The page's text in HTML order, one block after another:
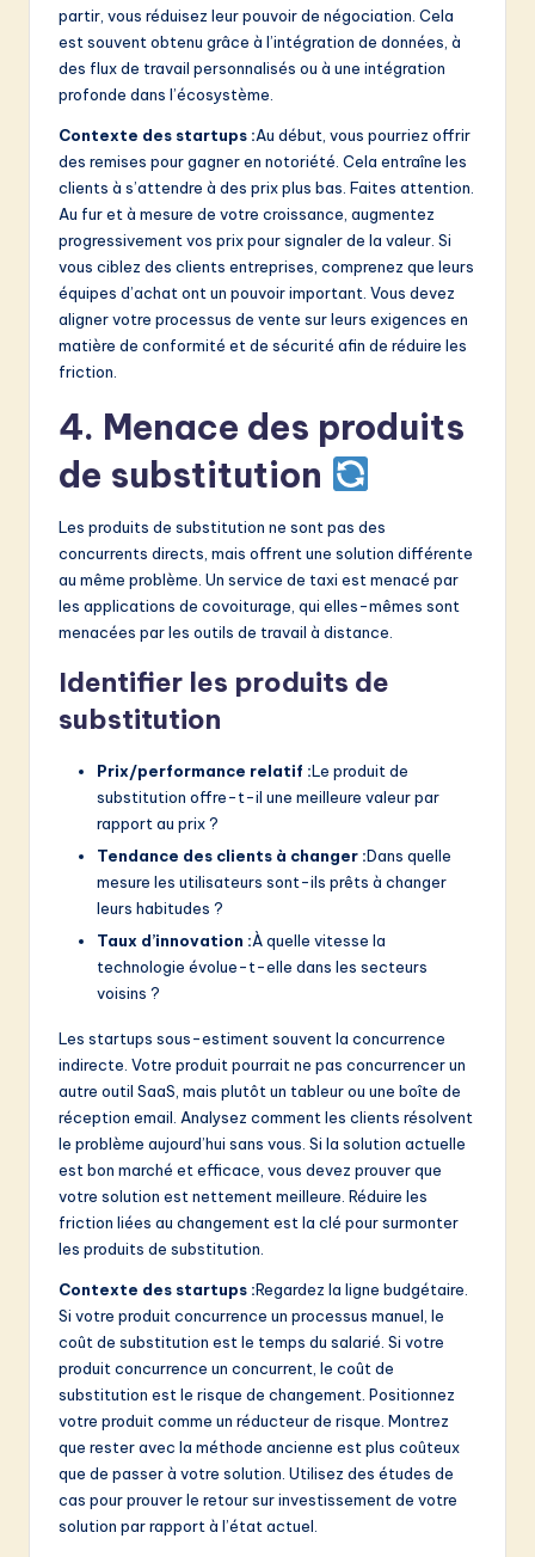
partir, vous réduisez leur pouvoir de négociation. Cela
est souvent obtenu grâce à l’intégration de données, à
des flux de travail personnalisés ou à une intégration
profonde dans l’écosystème.
Contexte des startups :Au début, vous pourriez offrir
des remises pour gagner en notoriété. Cela entraîne les
clients à s’attendre à des prix plus bas. Faites attention.
Au fur et à mesure de votre croissance, augmentez
progressivement vos prix pour signaler de la valeur. Si
vous ciblez des clients entreprises, comprenez que leurs
équipes d’achat ont un pouvoir important. Vous devez
aligner votre processus de vente sur leurs exigences en
matière de conformité et de sécurité afin de réduire les
friction.
4. Menace des produits
de substitution
Les produits de substitution ne sont pas des
concurrents directs, mais offrent une solution différente
au même problème. Un service de taxi est menacé par
les applications de covoiturage, qui elles-mêmes sont
menacées par les outils de travail à distance.
Identifier les produits de
substitution
Prix/performance relatif :Le produit de
substitution offre-t-il une meilleure valeur par
rapport au prix ?
Tendance des clients à changer :Dans quelle
mesure les utilisateurs sont-ils prêts à changer
leurs habitudes ?
Taux d’innovation :À quelle vitesse la
technologie évolue-t-elle dans les secteurs
voisins ?
Les startups sous-estiment souvent la concurrence
indirecte. Votre produit pourrait ne pas concurrencer un
autre outil SaaS, mais plutôt un tableur ou une boîte de
réception email. Analysez comment les clients résolvent
le problème aujourd’hui sans vous. Si la solution actuelle
est bon marché et efficace, vous devez prouver que
votre solution est nettement meilleure. Réduire les
friction liées au changement est la clé pour surmonter
les produits de substitution.
Contexte des startups :Regardez la ligne budgétaire.
Si votre produit concurrence un processus manuel, le
coût de substitution est le temps du salarié. Si votre
produit concurrence un concurrent, le coût de
substitution est le risque de changement. Positionnez
votre produit comme un réducteur de risque. Montrez
que rester avec la méthode ancienne est plus coûteux
que de passer à votre solution. Utilisez des études de
cas pour prouver le retour sur investissement de votre
solution par rapport à l’état actuel.